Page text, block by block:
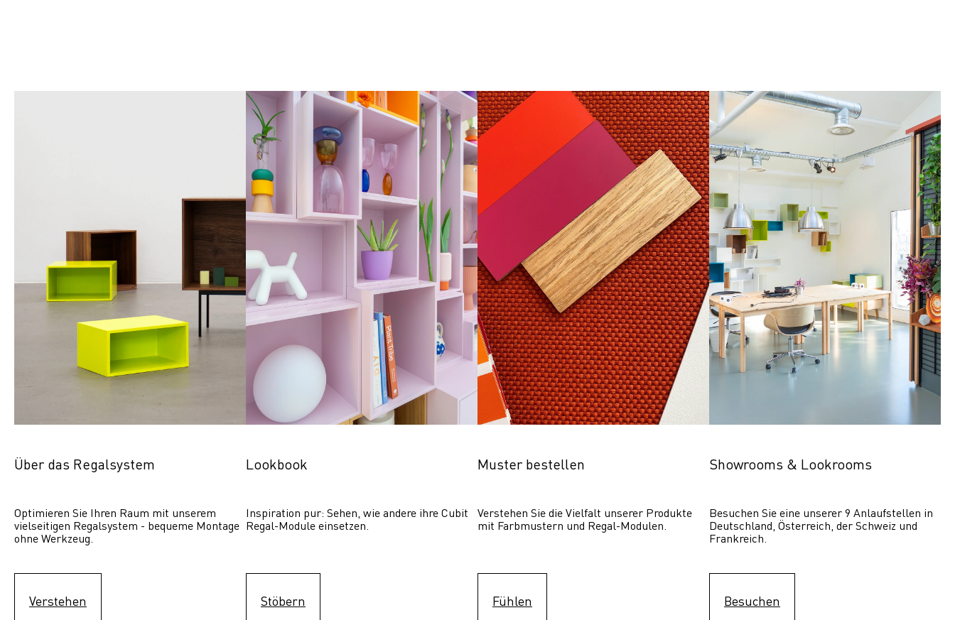
Über das Regalsystem
Optimieren Sie Ihren Raum mit unserem
vielseitigen Regalsystem - bequeme Montage
ohne Werkzeug.
Verstehen
Lookbook
Inspiration pur: Sehen, wie andere ihre Cubit
Regal-Module einsetzen.
Stöbern
Muster bestellen
Verstehen Sie die Vielfalt unserer Produkte
mit Farbmustern und Regal-Modulen.
Fühlen
Showrooms & Lookrooms
Besuchen Sie eine unserer 9 Anlaufstellen in
Deutschland, Österreich, der Schweiz und
Frankreich.
Besuchen